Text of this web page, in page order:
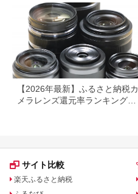
【2026年最新】ふるさと納税カ
メラレンズ還元率ランキング！
サイト比較
楽天ふるさと納税